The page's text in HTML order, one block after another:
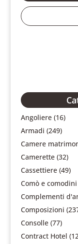
Angoliere (16)
Armadi (249)
Camere
Camerette (32)
Cassettiere (49)
Comò e comodini
Complementi
Composizioni
Consolle (77)
Contract Hotel